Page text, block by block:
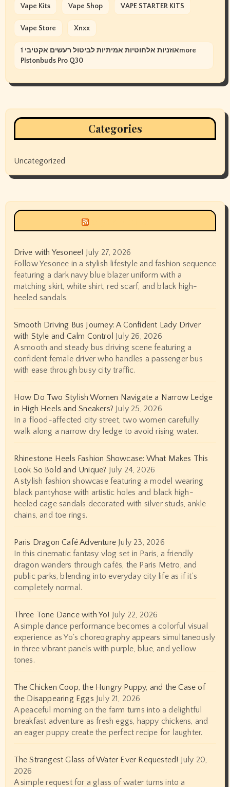
Vape Kits Vape Shop VAPE STARTER KITS
Vape Store Xnxx
אוזניות אלחוטיות אמיתיות לביטול רעשים אקטיבי 1more
Pistonbuds Pro Q30
Categories
Uncategorized
Drive with Yesonee! July 27, 2026
Follow Yesonee in a stylish lifestyle and fashion sequence
featuring a dark navy blue blazer uniform with a
matching skirt, white shirt, red scarf, and black high-
heeled sandals.
Smooth Driving Bus Journey: A Confident Lady Driver
with Style and Calm Control July 26, 2026
A smooth and steady bus driving scene featuring a
confident female driver who handles a passenger bus
with ease through busy city traffic.
How Do Two Stylish Women Navigate a Narrow Ledge
in High Heels and Sneakers? July 25, 2026
In a flood-affected city street, two women carefully
walk along a narrow dry ledge to avoid rising water.
Rhinestone Heels Fashion Showcase: What Makes This
Look So Bold and Unique? July 24, 2026
A stylish fashion showcase featuring a model wearing
black pantyhose with artistic holes and black high-
heeled cage sandals decorated with silver studs, ankle
chains, and toe rings.
Paris Dragon Café Adventure July 23, 2026
In this cinematic fantasy vlog set in Paris, a friendly
dragon wanders through cafés, the Paris Metro, and
public parks, blending into everyday city life as if it’s
completely normal.
Three Tone Dance with Yo! July 22, 2026
A simple dance performance becomes a colorful visual
experience as Yo's choreography appears simultaneously
in three vibrant panels with purple, blue, and yellow
tones.
The Chicken Coop, the Hungry Puppy, and the Case of
the Disappearing Eggs July 21, 2026
A peaceful morning on the farm turns into a delightful
breakfast adventure as fresh eggs, happy chickens, and
an eager puppy create the perfect recipe for laughter.
The Strangest Glass of Water Ever Requested! July 20,
2026
A simple request for a glass of water turns into a